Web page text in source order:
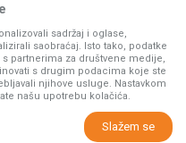
u opisu proizvoda, prikazu
garantovati da su sve
i bez grešaka.
naše ponude, ali ne
u svakom trenutku.
. Sva prava zadržana.
sadržaj i oglase,
saobraćaj. Isto tako, podatke
partnerima za društvene medije,
s drugim podacima koje ste
njihove usluge. Nastavkom
našu upotrebu kolačića.
Slažem se